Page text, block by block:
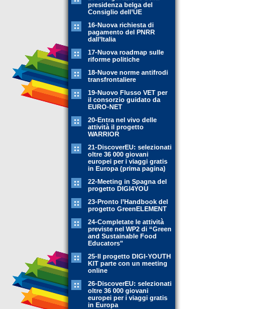
presidenza belga del
Consiglio dell’UE
16-Nuova richiesta di
pagamento del PNRR
dall’Italia
17-Nuova roadmap sulle
riforme politiche
18-Nuove norme antifrodi
transfrontaliere
19-Nuovo Flusso VET per
il consorzio guidato da
EURO-NET
20-Entra nel vivo delle
attività il progetto
WARRIOR
21-DiscoverEU: selezionati
oltre 36 000 giovani
europei per i viaggi gratis
in Europa (prima pagina)
22-Meeting in Spagna del
progetto DIGI4YOU
23-Pronto l’Handbook del
progetto GreenELEMENT
24-Completate le attività
previste nel WP2 di “Green
and Sustainable Food
Educators"
25-Il progetto DIGI-YOUTH
KIT parte con un meeting
online
26-DiscoverEU: selezionati
oltre 36 000 giovani
europei per i viaggi gratis
in Europa